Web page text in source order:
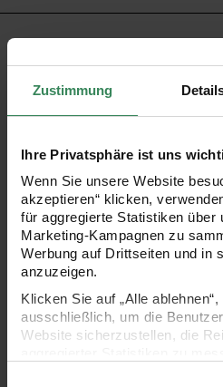
Zustimmung
Ihre Privatsphäre ist uns
Wenn Sie unsere Website
akzeptieren“ klicken,
für aggregierte Statistiken über
Marketing-Kampagnen zu
Werbung auf Drittseiten und in
anzuzeigen.
Klicken Sie auf „Alle
ausschließlich, um die
Website sicherzustellen, die
Mit dieser Luftpolstertasche
Briefumschläge der
fällt und beim Empfänger die
besonderen Optik sind die
Gutscheine, Einladungen und
verschicken. Die robuste
Luftpolstertaschen zudem zur
sichere Verschicken von
Post freu sich doch jeder, oder?!